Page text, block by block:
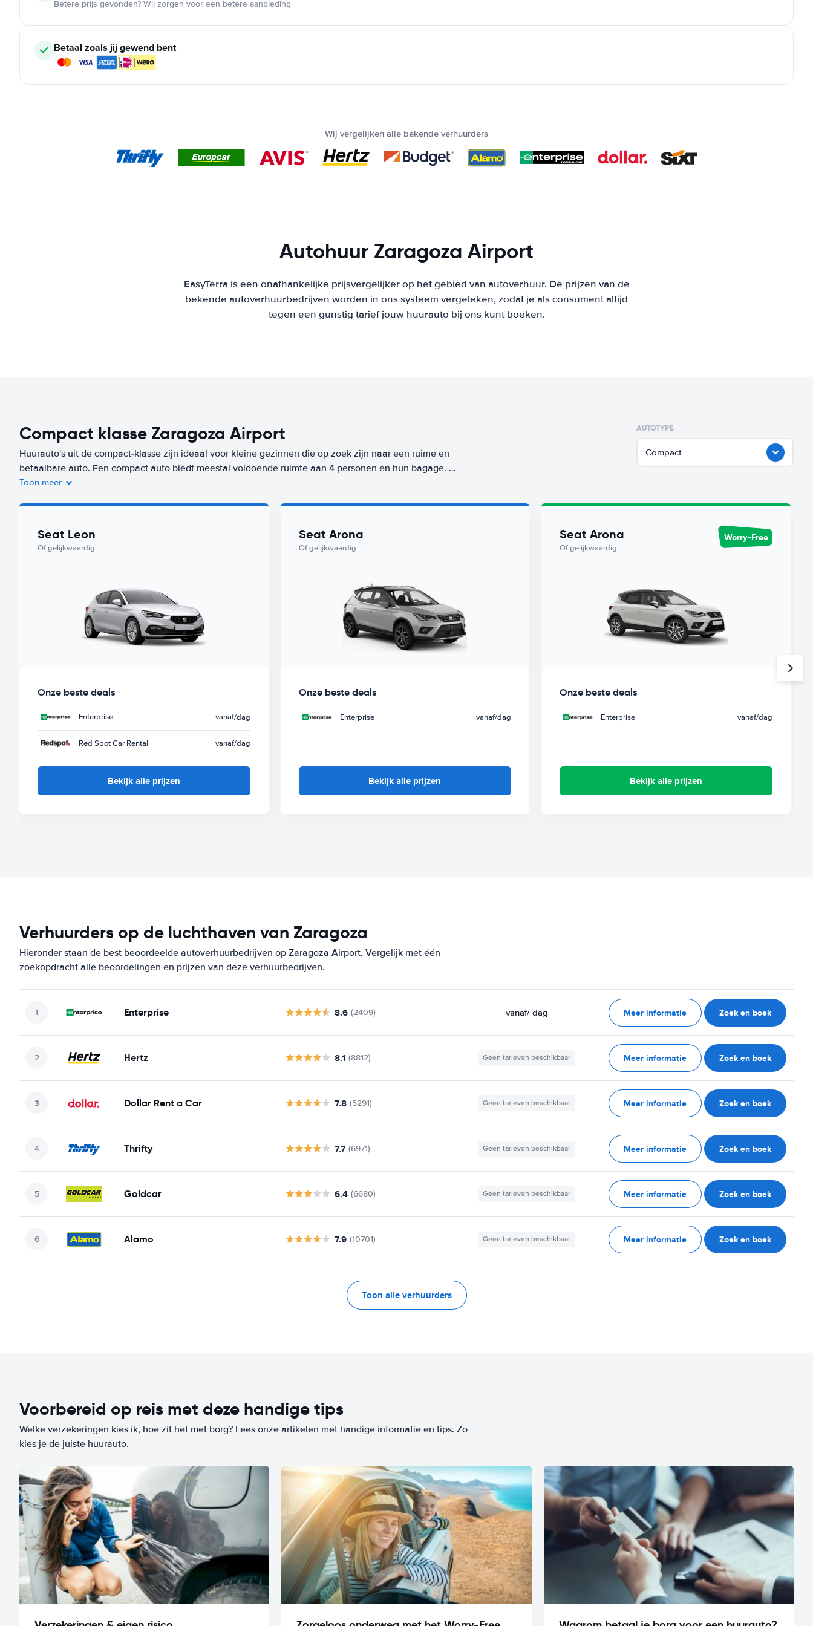
Betere prijs gevonden? Wij zorgen voor een betere aanbieding
Betaal zoals jij gewend bent
Wij vergelijken alle bekende verhuurders
Autohuur Zaragoza Airport
EasyTerra is een onafhankelijke prijsvergelijker op het gebied van autoverhuur. De prijzen van de
bekende autoverhuurbedrijven worden in ons systeem vergeleken, zodat je als consument altijd
tegen een gunstig tarief jouw huurauto bij ons kunt boeken.
Compact klasse Zaragoza Airport
Huurauto's uit de compact-klasse zijn ideaal voor kleine gezinnen die op zoek zijn naar een ruime en
betaalbare auto. Een compact auto biedt meestal voldoende ruimte aan 4 personen en hun bagage.
Free label huur je vanaf
Toon meer
AUTOTYPE
Compact
Seat Leon
Of gelijkwaardig
Onze beste deals
Enterprise vanaf/dag
Red Spot Car Rental vanaf/dag
Bekijk alle prijzen
Seat Arona
Of gelijkwaardig
Onze beste deals
Enterprise vanaf/dag
Bekijk alle prijzen
Seat Arona
Of gelijkwaardig
Worry-Free
Onze beste deals
Enterprise vanaf/dag
Bekijk alle prijzen
Verhuurders op de luchthaven van Zaragoza
Hieronder staan de best beoordeelde autoverhuurbedrijven op Zaragoza Airport. Vergelijk met één
zoekopdracht alle beoordelingen en prijzen van deze verhuurbedrijven.
Enterprise 8.6 (2409) vanaf/ dag Meer informatie Zoek en boek
Hertz 8.1 (8812) Geen tarieven beschikbaar Meer informatie Zoek en boek
Dollar Rent a Car 7.8 (5291) Geen tarieven beschikbaar Meer informatie Zoek en boek
Thrifty 7.7 (6971) Geen tarieven beschikbaar Meer informatie Zoek en boek
Goldcar 6.4 (6680) Geen tarieven beschikbaar Meer informatie Zoek en boek
Alamo 7.9 (10701) Geen tarieven beschikbaar Meer informatie Zoek en boek
Toon alle verhuurders
Voorbereid op reis met deze handige tips
Welke verzekeringen kies ik, hoe zit het met borg? Lees onze artikelen met handige informatie en tips. Zo
kies je de juiste huurauto.